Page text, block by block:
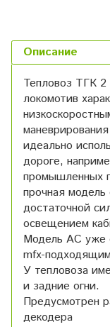
Описание
Тепловоз ТГК
локомотив
идеально
дороге,
промышленных
прочная
достаточной
освещением
Модель AC уже
mfx-
У тепловоза
и задние огни.
Предусмотрен
декодера